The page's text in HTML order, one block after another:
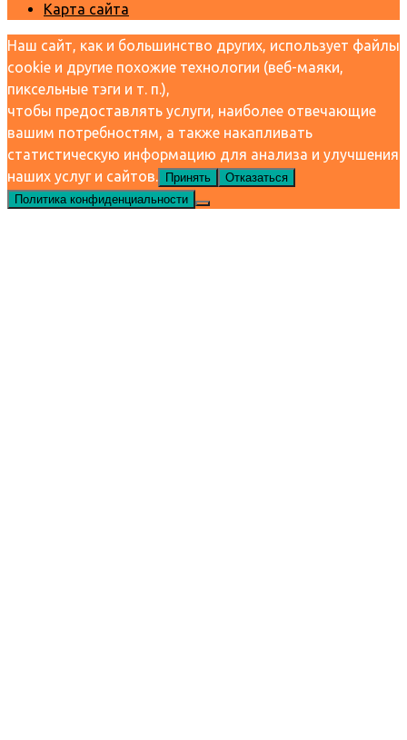
Карта сайта
Наш сайт, как и большинство других, использует файлы
cookie и другие похожие технологии (веб-маяки,
пиксельные тэги и т. п.),
чтобы предоставлять услуги, наиболее отвечающие
вашим потребностям, а также накапливать
статистическую информацию для анализа и улучшения
наших услуг и сайтов.
Принять
Отказаться
Политика конфиденциальности